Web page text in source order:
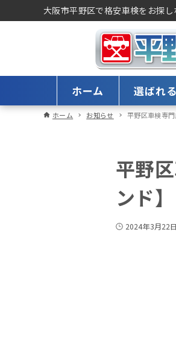
大阪市平野区で格安車検をお探
ホーム 選ばれ
ホーム お知らせ 平野区車検専
平野
ンド】
2024年3月22日